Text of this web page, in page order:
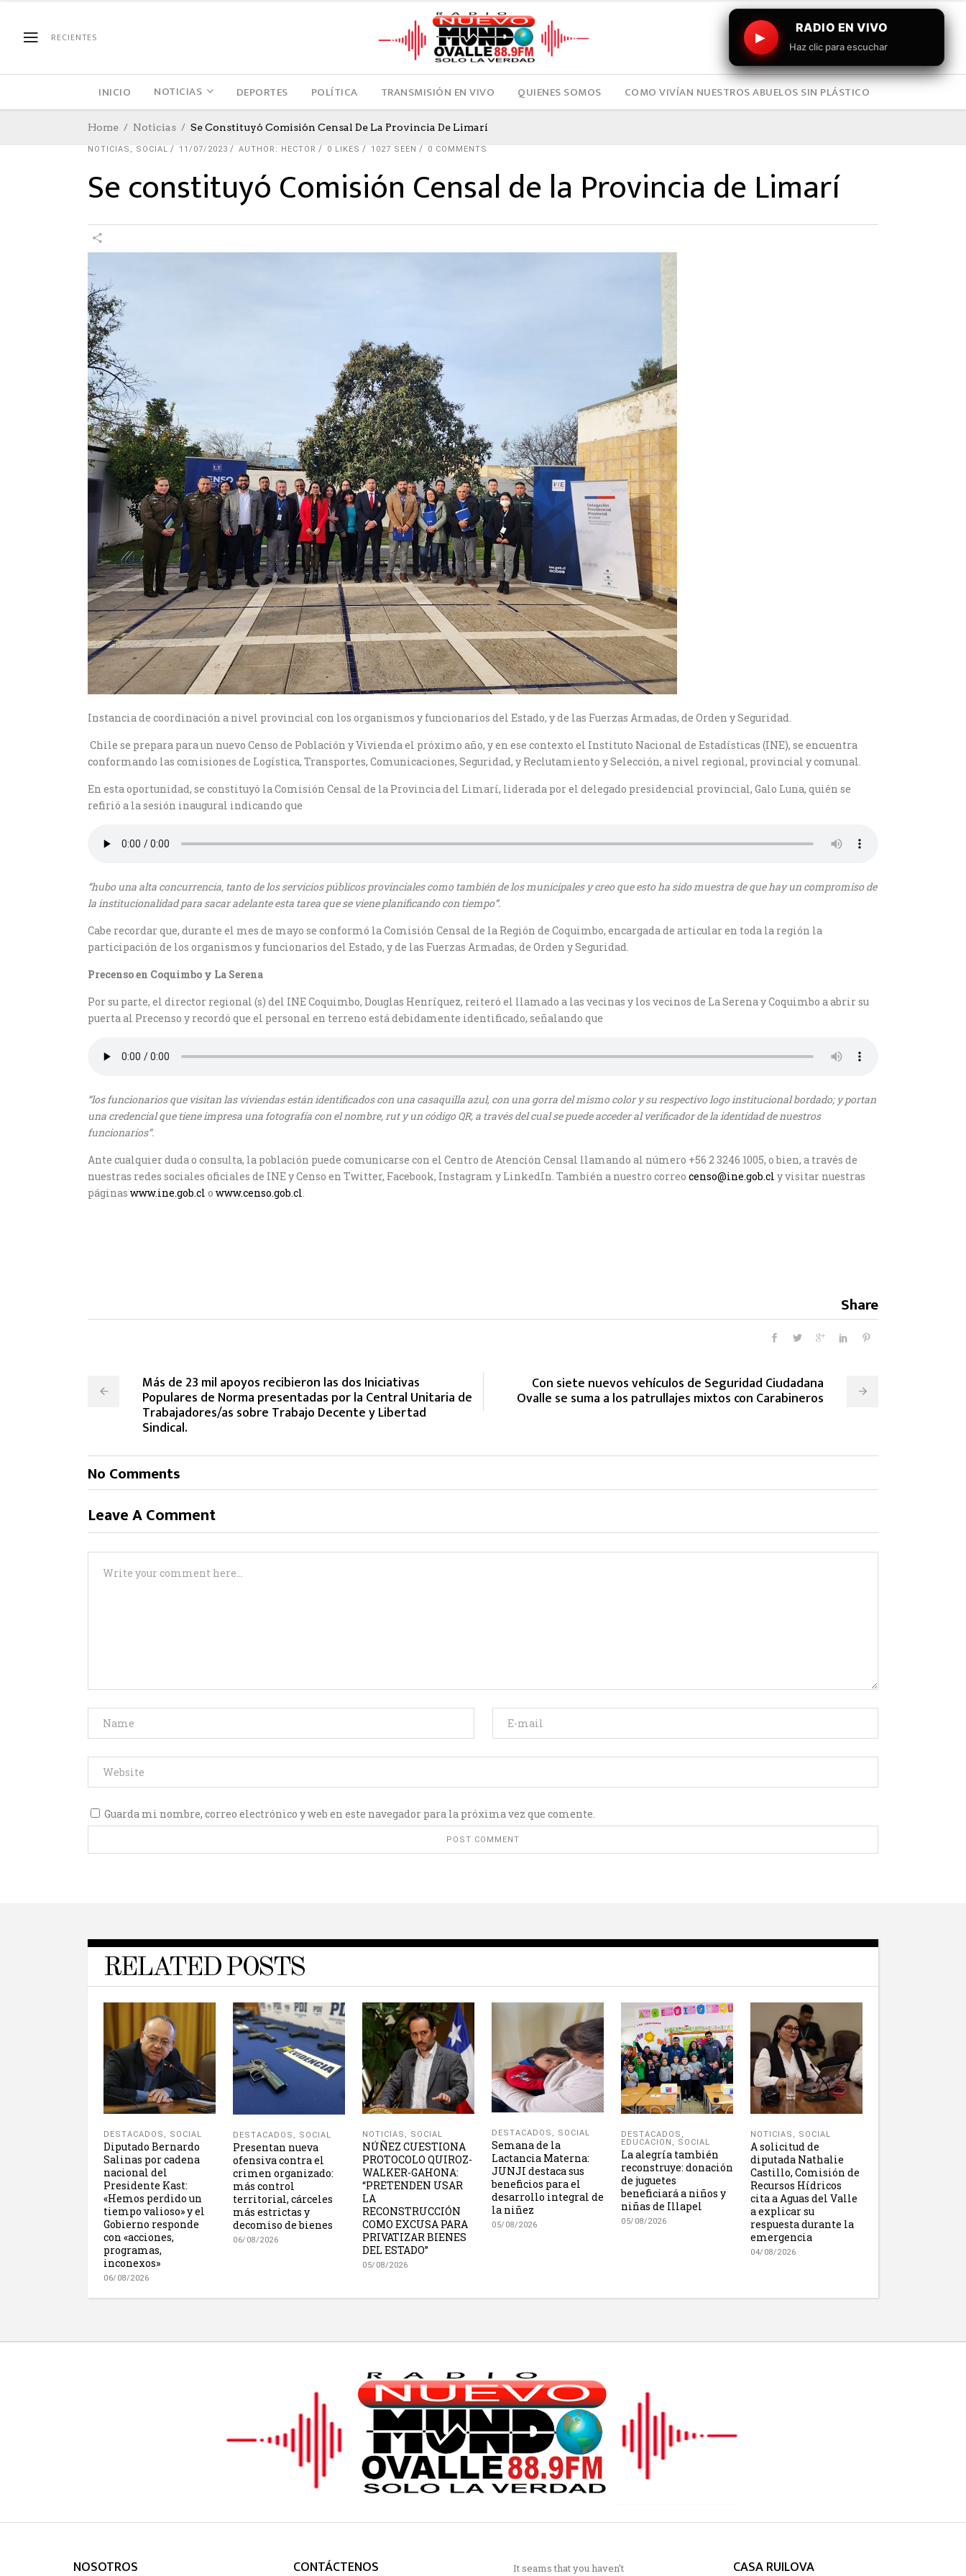
RECIENTES ▶
RADIO EN VIVO
Haz clic para escuchar
INICIO NOTICIAS DEPORTES POLÍTICA TRANSMISIÓN EN VIVO QUIENES SOMOS COMO VIVÍAN NUESTROS ABUELOS SIN PLÁSTICO
Home Noticias Se Constituyó Comisión Censal De La Provincia De Limarí
NOTICIAS , SOCIAL 11/07/2023 AUTHOR: HECTOR 0 LIKES 1027 SEEN 0 COMMENTS
Se constituyó Comisión Censal de la Provincia de Limarí
Instancia de coordinación a nivel provincial con los organismos y funcionarios del Estado, y de las Fuerzas Armadas, de Orden y Seguridad.
Chile se prepara para un nuevo Censo de Población y Vivienda el próximo año, y en ese contexto el Instituto Nacional de Estadísticas (INE), se encuentra
conformando las comisiones de Logística, Transportes, Comunicaciones, Seguridad, y Reclutamiento y Selección, a nivel regional, provincial y comunal.
En esta oportunidad, se constituyó la Comisión Censal de la Provincia del Limarí, liderada por el delegado presidencial provincial, Galo Luna, quién se
refirió a la sesión inaugural indicando que
“hubo una alta concurrencia, tanto de los servicios públicos provinciales como también de los municipales y creo que esto ha sido muestra de que hay un compromiso de
la institucionalidad para sacar adelante esta tarea que se viene planificando con tiempo”.
Cabe recordar que, durante el mes de mayo se conformó la Comisión Censal de la Región de Coquimbo, encargada de articular en toda la región la
participación de los organismos y funcionarios del Estado, y de las Fuerzas Armadas, de Orden y Seguridad.
Precenso en Coquimbo y La Serena
Por su parte, el director regional (s) del INE Coquimbo, Douglas Henríquez, reiteró el llamado a las vecinas y los vecinos de La Serena y Coquimbo a abrir su
puerta al Precenso y recordó que el personal en terreno está debidamente identificado, señalando que
“los funcionarios que visitan las viviendas están identificados con una casaquilla azul, con una gorra del mismo color y su respectivo logo institucional bordado; y portan
una credencial que tiene impresa una fotografía con el nombre, rut y un código QR, a través del cual se puede acceder al verificador de la identidad de nuestros
funcionarios”.
Ante cualquier duda o consulta, la población puede comunicarse con el Centro de Atención Censal llamando al número +56 2 3246 1005, o bien, a través de
nuestras redes sociales oficiales de INE y Censo en Twitter, Facebook, Instagram y LinkedIn. También a nuestro correo censo@ine.gob.cl y visitar nuestras
páginas www.ine.gob.cl o www.censo.gob.cl.
Share
Más de 23 mil apoyos recibieron las dos Iniciativas
Populares de Norma presentadas por la Central Unitaria de
Trabajadores/as sobre Trabajo Decente y Libertad
Sindical.
Con siete nuevos vehículos de Seguridad Ciudadana
Ovalle se suma a los patrullajes mixtos con Carabineros
No Comments
Leave A Comment
Guarda mi nombre, correo electrónico y web en este navegador para la próxima vez que comente.
RELATED POSTS
DESTACADOS , SOCIAL
Diputado Bernardo
Salinas por cadena
nacional del
Presidente Kast:
«Hemos perdido un
tiempo valioso» y el
Gobierno responde
con «acciones,
programas,
inconexos»
06/08/2026
DESTACADOS , SOCIAL
Presentan nueva
ofensiva contra el
crimen organizado:
más control
territorial, cárceles
más estrictas y
decomiso de bienes
06/08/2026
NOTICIAS , SOCIAL
NÚÑEZ CUESTIONA
PROTOCOLO QUIROZ-
WALKER-GAHONA:
“PRETENDEN USAR
LA
RECONSTRUCCIÓN
COMO EXCUSA PARA
PRIVATIZAR BIENES
DEL ESTADO”
05/08/2026
DESTACADOS , SOCIAL
Semana de la
Lactancia Materna:
JUNJI destaca sus
beneficios para el
desarrollo integral de
la niñez
05/08/2026
DESTACADOS ,
EDUCACION , SOCIAL
La alegría también
reconstruye: donación
de juguetes
beneficiará a niños y
niñas de Illapel
05/08/2026
NOTICIAS , SOCIAL
A solicitud de
diputada Nathalie
Castillo, Comisión de
Recursos Hídricos
cita a Aguas del Valle
a explicar su
respuesta durante la
emergencia
04/08/2026
NOSOTROS CONTÁCTENOS It seams that you haven't CASA RUILOVA